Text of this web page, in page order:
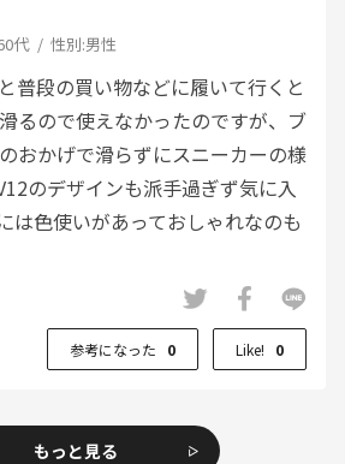
代 性別:男性
普段の買い物などに履いて行くと
るので使えなかったのですが、ブ
おかげで滑らずにスニーカーの様
のデザインも派手過ぎず気に入
は色使いがあっておしゃれなのも
参考になった 0 Like! 0
もっと見る